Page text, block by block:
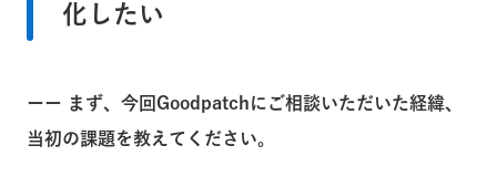
化したい
ーー まず、今回Goodpatchにご相談いただいた経緯、
当初の課題を教えてください。